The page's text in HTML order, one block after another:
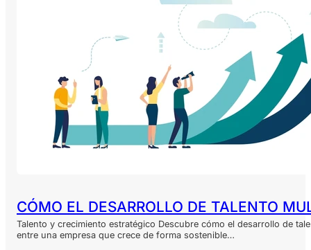
CÓMO EL DESARROLLO DE TALENTO
Talento y crecimiento estratégico Descubre cómo el desarrollo de
entre una empresa que crece de forma sostenible…